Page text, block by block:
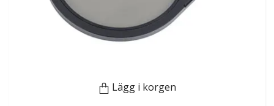
Lägg i korgen